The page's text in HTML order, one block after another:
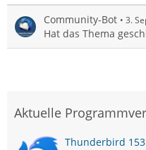
Community-Bot 3.
Hat das Thema
Aktuelle
Thunderbird